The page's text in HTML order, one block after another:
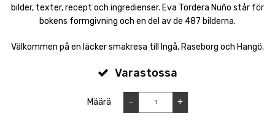
bilder, texter, recept och ingredienser. Eva Tordera Nuño står för
bokens formgivning och en del av de 487 bilderna.
Välkommen på en läcker smakresa till Ingå, Raseborg och Hangö.
Varastossa
Määrä - +